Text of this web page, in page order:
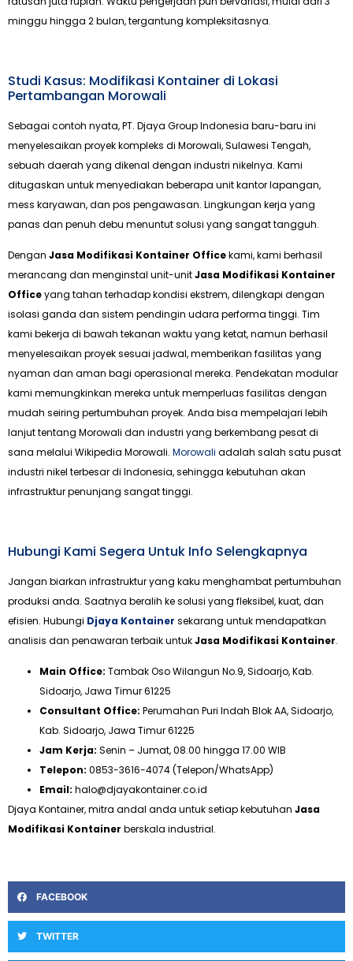
minggu hingga 2 bulan, tergantung kompleksitasnya.
Studi Kasus: Modifikasi Kontainer di Lokasi
Pertambangan Morowali
Sebagai contoh nyata, PT. Djaya Group Indonesia baru-baru ini
menyelesaikan proyek kompleks di Morowali, Sulawesi Tengah,
sebuah daerah yang dikenal dengan industri nikelnya. Kami
ditugaskan untuk menyediakan beberapa unit kantor lapangan,
mess karyawan, dan pos pengawasan. Lingkungan kerja yang
panas dan penuh debu menuntut solusi yang sangat tangguh.
Dengan Jasa Modifikasi Kontainer Officekami, kami berhasil
merancang dan menginstal unit-unitJasa Modifikasi Kontainer
Officeyang tahan terhadap kondisi ekstrem, dilengkapi dengan
isolasi ganda dan sistem pendingin udara performa tinggi. Tim
kami bekerja di bawah tekanan waktu yang ketat, namun berhasil
menyelesaikan proyek sesuai jadwal, memberikan fasilitas yang
nyaman dan aman bagi operasional mereka. Pendekatan modular
kami memungkinkan mereka untuk memperluas fasilitas dengan
mudah seiring pertumbuhan proyek. Anda bisa mempelajari lebih
lanjut tentang Morowali dan industri yang berkembang pesat di
sana melalui Wikipedia Morowali. Morowali adalah salah satu pusat
industri nikel terbesar di Indonesia, sehingga kebutuhan akan
infrastruktur penunjang sangat tinggi.
Hubungi Kami Segera Untuk Info Selengkapnya
Jangan biarkan infrastruktur yang kaku menghambat pertumbuhan
produksi anda. Saatnya beralih ke solusi yang fleksibel, kuat, dan
efisien. Hubungi Djaya Kontainer sekarang untuk mendapatkan
analisis dan penawaran terbaik untukJasa Modifikasi Kontainer.
Main Office: Tambak Oso Wilangun No.9, Sidoarjo, Kab.
Sidoarjo, Jawa Timur 61225
Consultant Office: Perumahan Puri Indah Blok AA, Sidoarjo,
Kab. Sidoarjo, Jawa Timur 61225
Jam Kerja: Senin – Jumat, 08.00 hingga 17.00 WIB
Telepon: 0853-3616-4074 (Telepon/WhatsApp)
Email: halo@djayakontainer.co.id
Djaya Kontainer, mitra andal anda untuk setiap kebutuhan Jasa
Modifikasi Kontainer berskala industrial.
FACEBOOK
TWITTER